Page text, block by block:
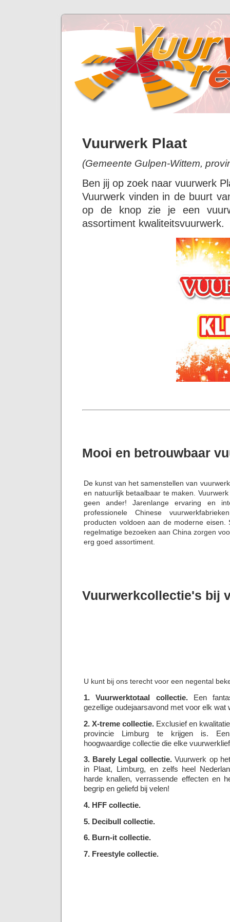
Vuurwerk Plaat
(Gemeente Gulpen-Wittem,
Ben jij op zoek naar vuurwerk
Vuurwerk vinden in de buurt
op de knop zie je een
assortiment kwaliteitsvuurwerk.
Mooi en betrouwbaar
De kunst van het samenstellen van
en natuurlijk betaalbaar te maken.
geen ander! Jarenlange ervaring en
professionele Chinese
producten voldoen aan de moderne eisen.
regelmatige bezoeken aan China zorgen
erg goed assortiment.
Vuurwerkcollectie's bij
U kunt bij ons terecht voor een negental
1. Vuurwerktotaal collectie.Een
gezellige oudejaarsavond met voor elk wat
2. X-treme collectie. Exclusief en
provincie Limburg te krijgen is.
hoogwaardige collectie die elke
3. Barely Legal collectie. Vuurwerk op
in Plaat, Limburg, en zelfs heel
harde knallen, verrassende effecten en
begrip en geliefd bij velen!
4. HFF collectie.
5. Decibull collectie.
6. Burn-it collectie.
7. Freestyle collectie.